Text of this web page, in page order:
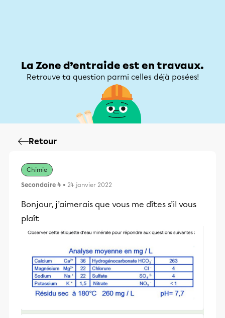
La Zone d’entraide est en travaux.
Retrouve ta question parmi celles déjà posées!
Retour
Chimie
Secondaire 4 • 24 janvier 2022
Bonjour, j’aimerais que vous me dîtes s’il vous
plaît